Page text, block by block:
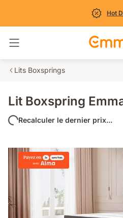
Hot
Basculer la navigation
Lits Boxsprings
Lit Boxspring
Recalculer le dernier prix...